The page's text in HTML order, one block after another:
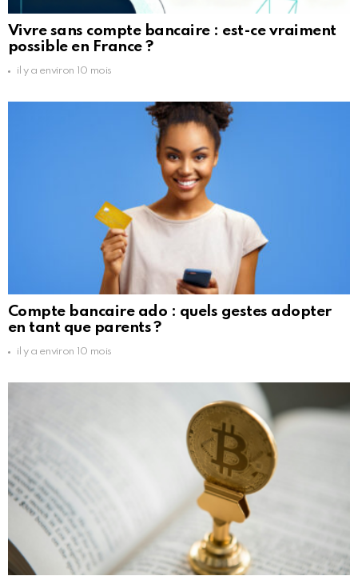
Vivre sans compte bancaire : est-ce vraiment
possible en France ?
il y a environ 10 mois
Compte bancaire ado : quels gestes adopter
en tant que parents ?
il y a environ 10 mois